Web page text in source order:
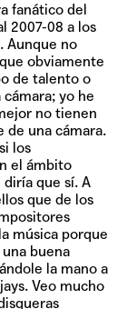
fanático del
2007-08 a los
Aunque no
obviamente
de talento o
yo he
no tienen
de una cámara.
los
el ámbito
que sí. A
que de los
música porque
buena
la mano a
Veo mucho